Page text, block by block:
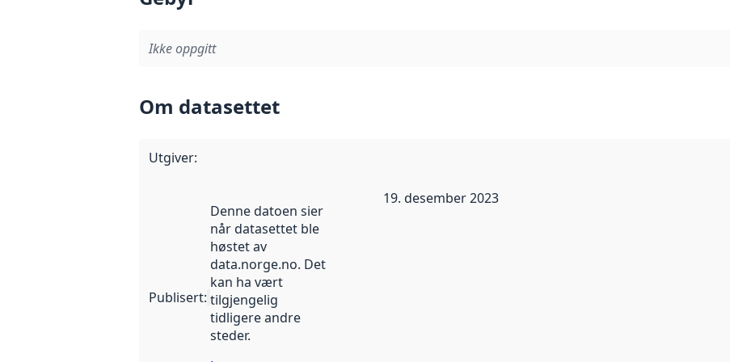
Ikke oppgitt
Om datasettet
Utgiver:
Publisert:
Denne datoen sier
når datasettet ble
høstet av
data.norge.no. Det
kan ha vært
tilgjengelig
tidligere andre
steder.
19. desember 2023